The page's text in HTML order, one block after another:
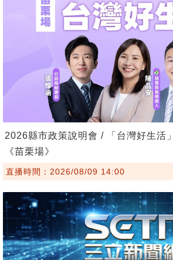
2026縣市政策說明會 / 「台灣好生活
《苗栗場》
直播時間：2026/08/09 14:00